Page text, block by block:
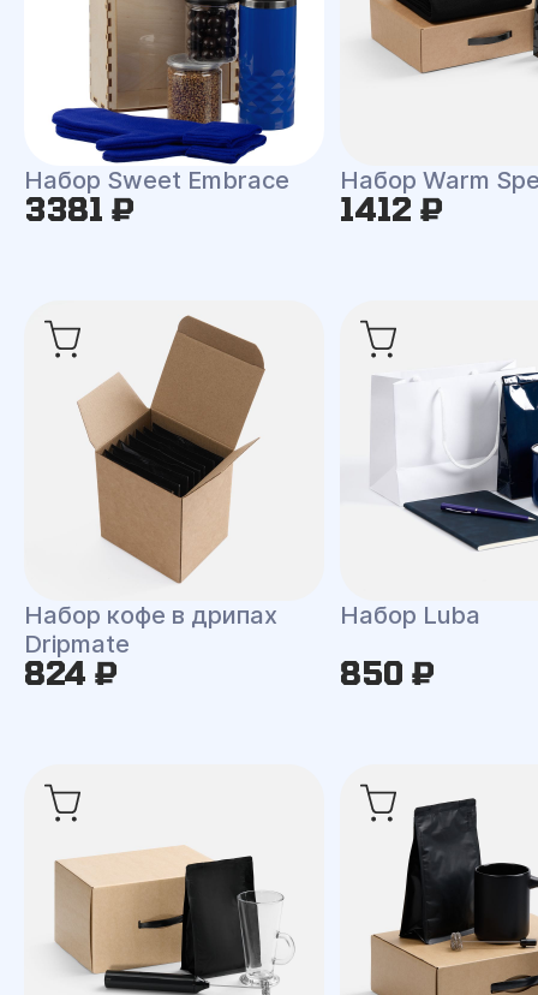
Набор Sweet Embrace
3381 ₽
Набор Warm
1412 ₽
Набор кофе в дрипах
Dripmate
824 ₽
Набор Luba
850 ₽